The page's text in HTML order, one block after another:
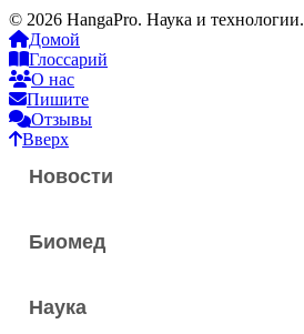
© 2026 HangaPro. Наука и технологии.
Домой
Глоссарий
О нас
Пишите
Отзывы
Вверх
Новости
Биомед
Наука